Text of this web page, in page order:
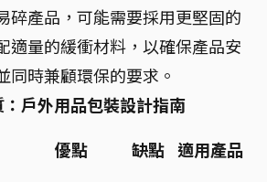
碎產品，可能需要採用更堅固的
適量的緩衝材料，以確保產品安
同時兼顧環保的要求。
戶外用品包裝設計指南
優點 缺點 適用產品